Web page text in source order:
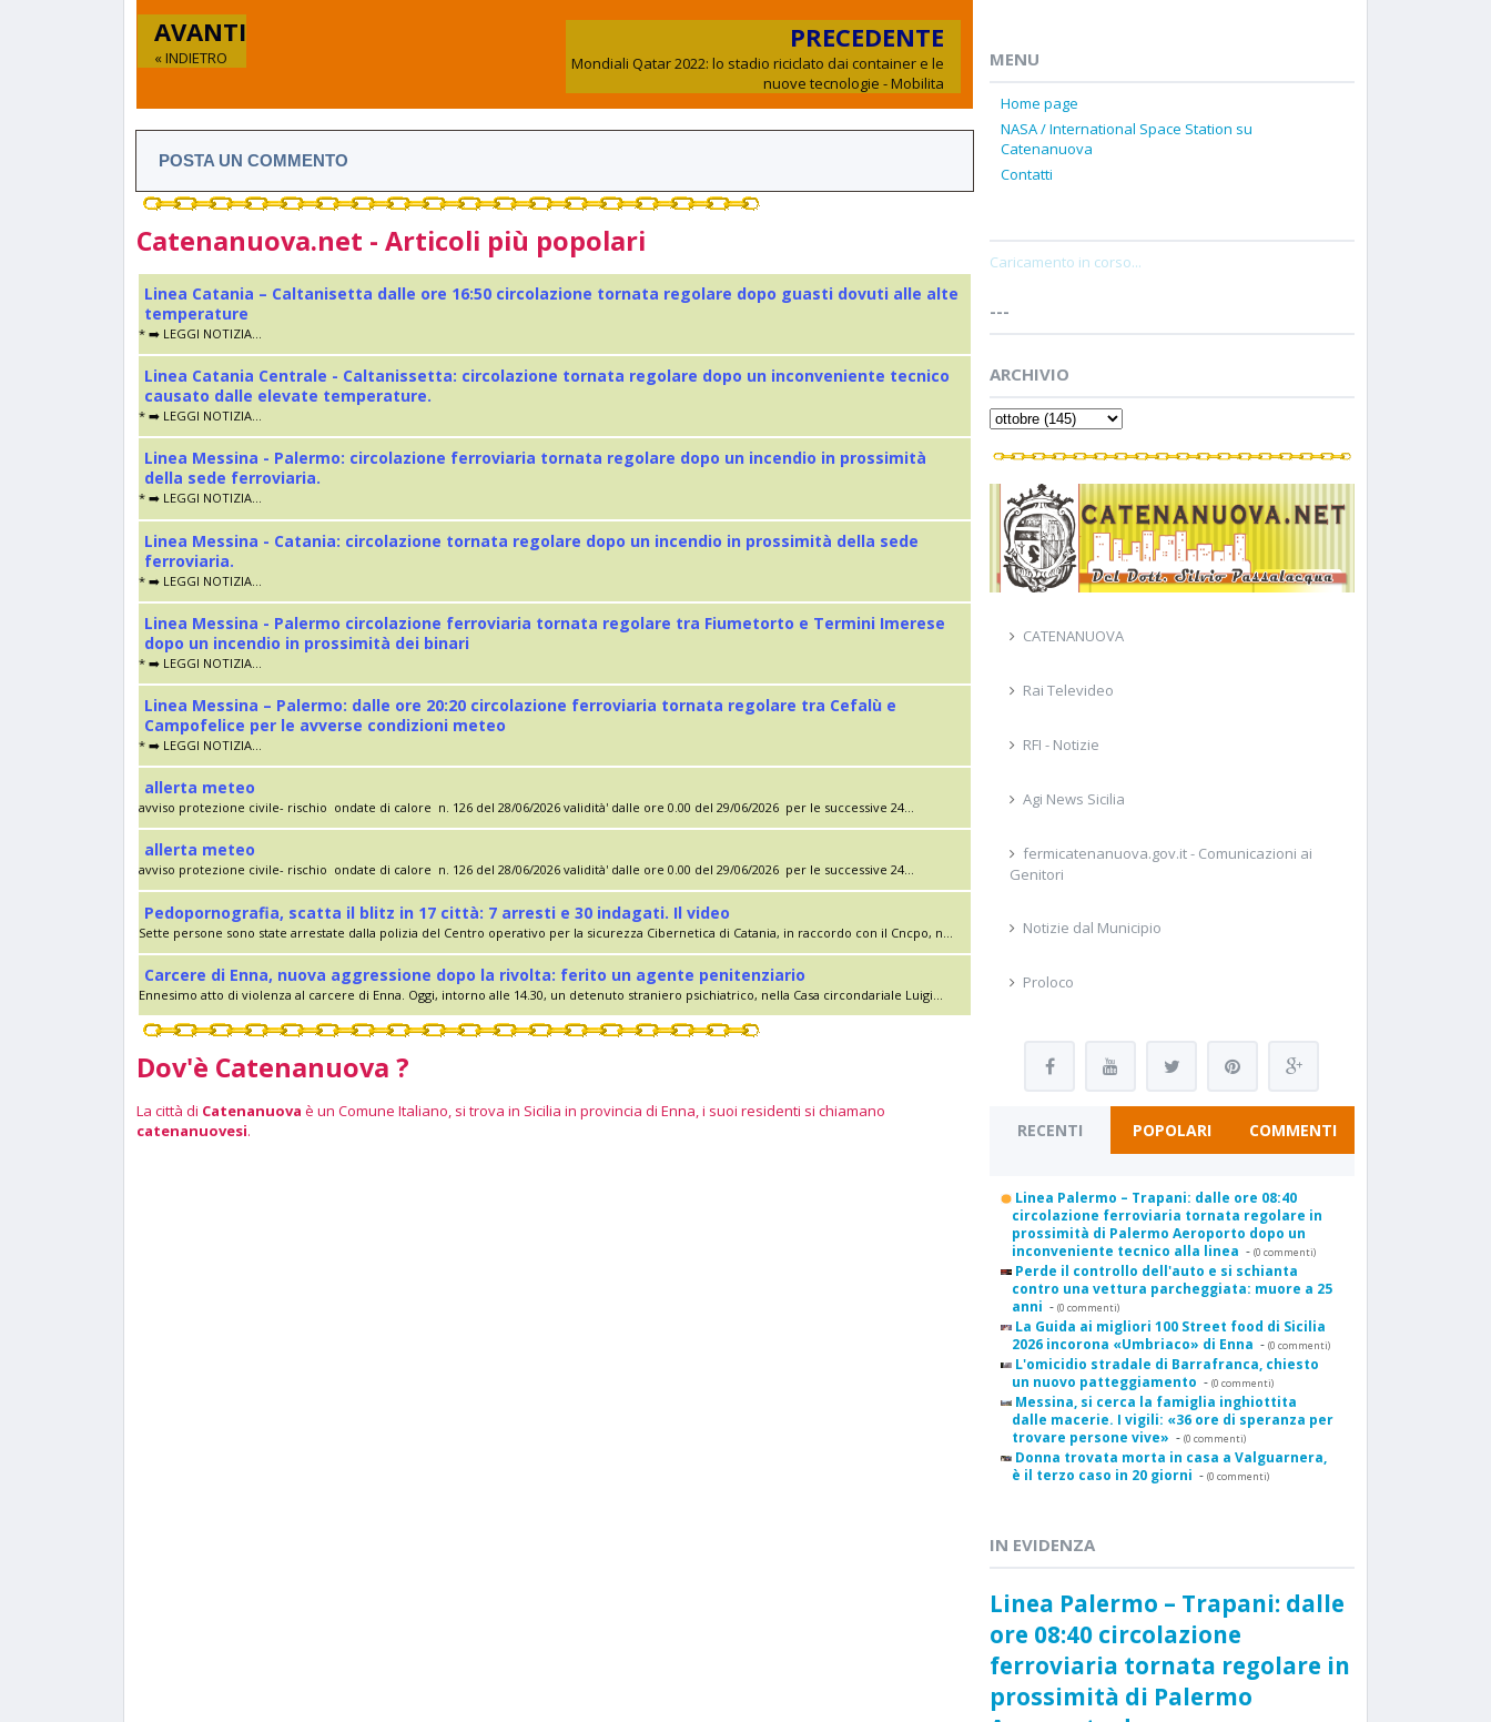
AVANTI
« INDIETRO
PRECEDENTE
Mondiali Qatar 2022: lo stadio riciclato dai container e le
nuove tecnologie - Mobilita
POSTA UN COMMENTO
Catenanuova.net - Articoli più popolari
Linea Catania – Caltanisetta dalle ore 16:50 circolazione tornata regolare dopo guasti dovuti alle alte
temperature
* ➡️ LEGGI NOTIZIA...
Linea Catania Centrale - Caltanissetta: circolazione tornata regolare dopo un inconveniente tecnico
causato dalle elevate temperature.
* ➡️ LEGGI NOTIZIA...
Linea Messina - Palermo: circolazione ferroviaria tornata regolare dopo un incendio in prossimità
della sede ferroviaria.
* ➡️ LEGGI NOTIZIA...
Linea Messina - Catania: circolazione tornata regolare dopo un incendio in prossimità della sede
ferroviaria.
* ➡️ LEGGI NOTIZIA...
Linea Messina - Palermo circolazione ferroviaria tornata regolare tra Fiumetorto e Termini Imerese
dopo un incendio in prossimità dei binari
* ➡️ LEGGI NOTIZIA...
Linea Messina – Palermo: dalle ore 20:20 circolazione ferroviaria tornata regolare tra Cefalù e
Campofelice per le avverse condizioni meteo
* ➡️ LEGGI NOTIZIA...
allerta meteo
avviso protezione civile- rischio ondate di calore n. 126 del 28/06/2026 validità' dalle ore 0.00 del 29/06/2026 per le successive 24...
allerta meteo
avviso protezione civile- rischio ondate di calore n. 126 del 28/06/2026 validità' dalle ore 0.00 del 29/06/2026 per le successive 24...
Pedopornografia, scatta il blitz in 17 città: 7 arresti e 30 indagati. Il video
Sette persone sono state arrestate dalla polizia del Centro operativo per la sicurezza Cibernetica di Catania, in raccordo con il Cncpo, n...
Carcere di Enna, nuova aggressione dopo la rivolta: ferito un agente penitenziario
Ennesimo atto di violenza al carcere di Enna. Oggi, intorno alle 14.30, un detenuto straniero psichiatrico, nella Casa circondariale Luigi...
Dov'è Catenanuova ?
La città di Catenanuova è un Comune Italiano, si trova in Sicilia in provincia di Enna, i suoi residenti si chiamano
catenanuovesi.
MENU
Home page
NASA / International Space Station su
Catenanuova
Contatti
Caricamento in corso...
---
ARCHIVIO
CATENANUOVA
Rai Televideo
RFI - Notizie
Agi News Sicilia
fermicatenanuova.gov.it - Comunicazioni ai
Genitori
Notizie dal Municipio
Proloco
RECENTI POPOLARI COMMENTI
Linea Palermo – Trapani: dalle ore 08:40
circolazione ferroviaria tornata regolare in
prossimità di Palermo Aeroporto dopo un
inconveniente tecnico alla linea - (0 commenti)
Perde il controllo dell'auto e si schianta
contro una vettura parcheggiata: muore a 25
anni - (0 commenti)
La Guida ai migliori 100 Street food di Sicilia
2026 incorona «Umbriaco» di Enna - (0 commenti)
L'omicidio stradale di Barrafranca, chiesto
un nuovo patteggiamento - (0 commenti)
Messina, si cerca la famiglia inghiottita
dalle macerie. I vigili: «36 ore di speranza per
trovare persone vive» - (0 commenti)
Donna trovata morta in casa a Valguarnera,
è il terzo caso in 20 giorni - (0 commenti)
IN EVIDENZA
Linea Palermo – Trapani: dalle
ore 08:40 circolazione
ferroviaria tornata regolare in
prossimità di Palermo